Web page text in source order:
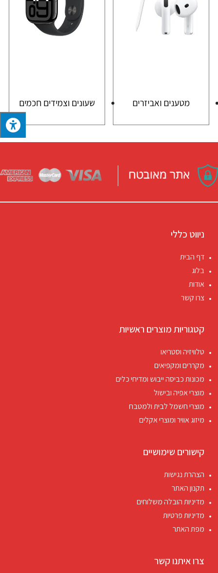
מטענים ואביזרים שעונים וצמידים חכמים
ניווט כללי
דף הבית
בלוג
אודות
צרו קשר
קטגוריות מוצרים ראשיות
טלוויזיה וסטריאו
מקררים ומקפיאים
מכונות כביסה ייבוש ומדיחי כלים
מוצרי אפיה ובישול
מוצרי חשמל לבית ולמטבח
מיזוג אוויר ומוצרי אקלים
קישורים שימושיים
הצהרת נגישות
תקנון האתר
מדיניות הובלה משלוחים
מדיניות פרטיות
מפת האתר
צרו איתנו קשר